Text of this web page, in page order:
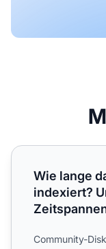
Wie lange dauert
Wie lange
indexiert?
Community-